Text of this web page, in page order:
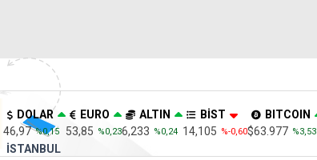
İSTANBUL
DOLAR
46,97 %0,15
EURO
53,85 %0,23
ALTIN
6,233 %0,24
BİST
14,105 %-0,60
BITCOIN
$63.977 %3,53